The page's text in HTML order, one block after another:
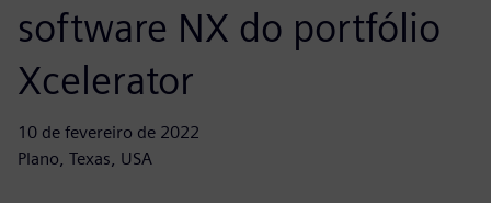
software NX do portfólio
Xcelerator
10 de fevereiro de 2022
Plano, Texas, USA